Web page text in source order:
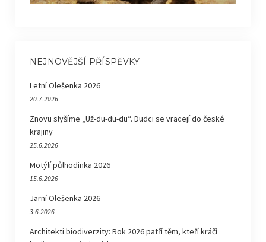
NEJNOVĚJŠÍ PŘÍSPĚVKY
Letní Olešenka 2026
20.7.2026
Znovu slyšíme „Už-du-du-du“. Dudci se vracejí do české
krajiny
25.6.2026
Motýlí půlhodinka 2026
15.6.2026
Jarní Olešenka 2026
3.6.2026
Architekti biodiverzity: Rok 2026 patří těm, kteří kráčí